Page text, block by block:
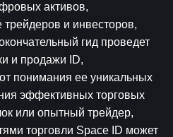
активов,
и инвесторов,
гид проведет
и продажи ID,
понимания ее уникальных
эффективных торговых
или опытный трейдер,
торговли Space ID может